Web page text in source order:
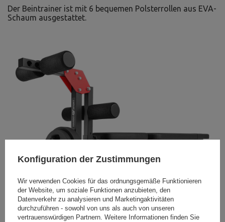
Der Beintrainer ist mit 6 bequemen Polsterrollen aus EVA-
Schaum ausgestattet.
Konfiguration der Zustimmungen
Wir verwenden Cookies für das ordnungsgemäße Funktionieren
der Website, um soziale Funktionen anzubieten, den
Datenverkehr zu analysieren und Marketingaktivitäten
durchzuführen - sowohl von uns als auch von unseren
vertrauenswürdigen Partnern. Weitere Informationen finden Sie